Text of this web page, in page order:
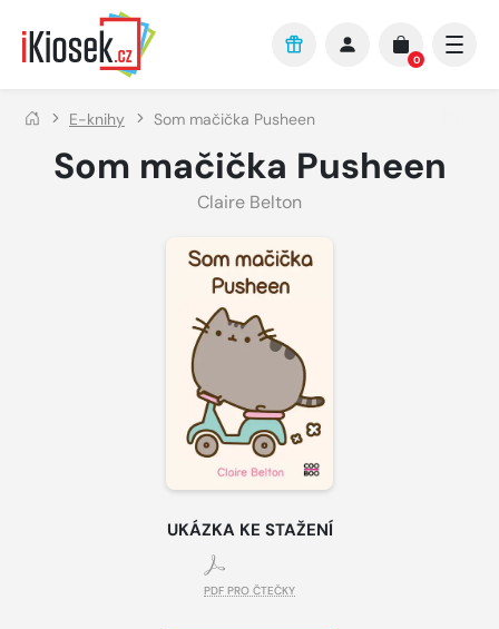
Přejít na hlavní obsah
0
E-knihy Som mačička Pusheen
Som mačička Pusheen
Claire Belton
UKÁZKA KE STAŽENÍ
PDF PRO ČTEČKY